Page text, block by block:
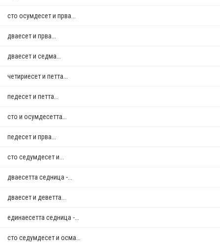
сто осумдесет и прва...
дваесет и прва...
дваесет и седма...
четириесет и петта...
педесет и петта...
сто и осумдесетта...
педесет и прва...
сто седумдесет и...
дваесетта седница -...
дваесет и деветта...
единаесетта седница -...
сто седумдесет и осма...